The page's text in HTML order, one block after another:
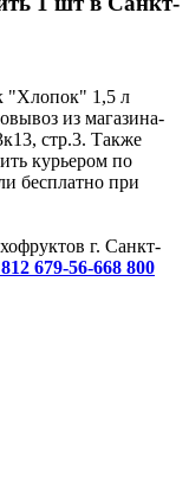
"Хлопок" 1,5 л
из магазина-
стр.3. Также
курьером по
бесплатно при
г. Санкт-
679-56-668 800